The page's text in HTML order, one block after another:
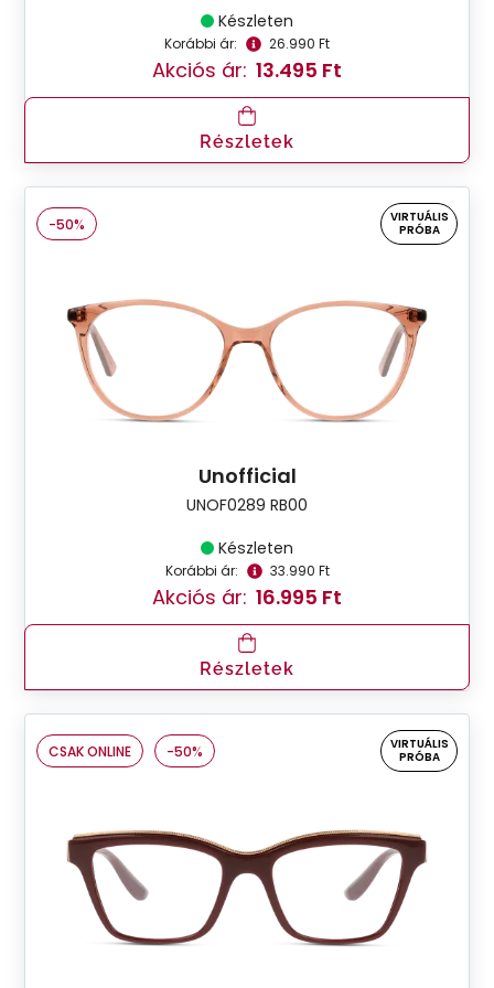
Készleten
Korábbi ár: 26.990 Ft
Akciós ár: 13.495 Ft
Részletek
-50%
VIRTUÁLIS
PRÓBA
Unofficial
UNOF0289 RB00
Készleten
Korábbi ár: 33.990 Ft
Akciós ár: 16.995 Ft
Részletek
CSAK ONLINE -50%
VIRTUÁLIS
PRÓBA